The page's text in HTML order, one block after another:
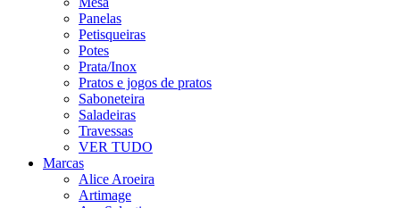
Panelas
Petisqueiras
Potes
Prata/Inox
Pratos e jogos de pratos
Saboneteira
Saladeiras
Travessas
VER TUDO
Marcas
Alice Aroeira
Artimage